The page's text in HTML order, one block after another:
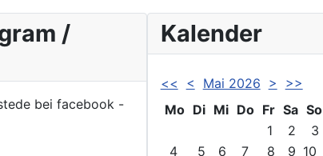
/
bei facebook -
Kalender
<< < Mai 2026 >
>>
Mo Di Mi Do Fr Sa So
1
2
3
4
5 6 7 8 9 10